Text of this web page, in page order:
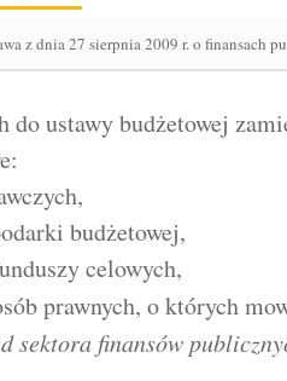
z dnia 27 sierpnia 2009 r. o finansach
do ustawy budżetowej
budżetowej,
celowych,
prawnych, o których
sektora finansów